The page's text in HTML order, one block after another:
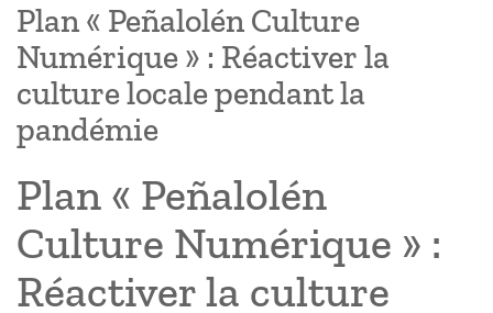
Plan « Peñalolén Culture
Numérique » : Réactiver la
culture locale pendant la
pandémie
Plan « Peñalolén
Culture Numérique » :
Réactiver la culture